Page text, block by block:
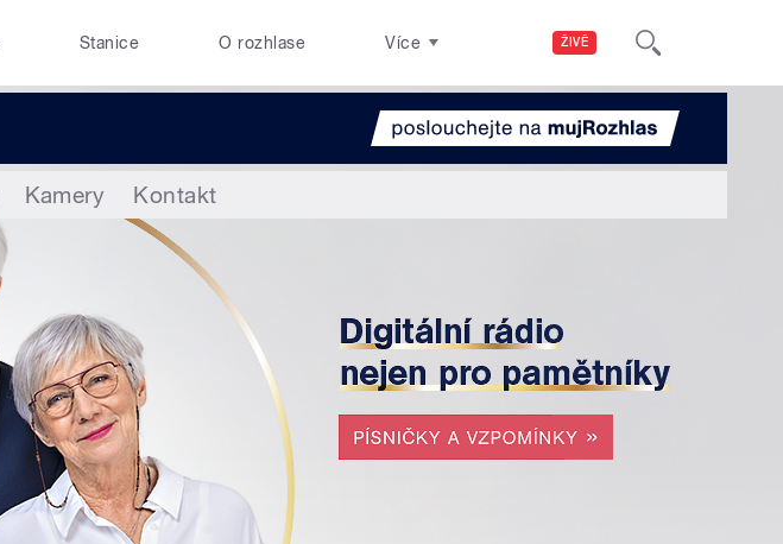
ŽIVĚ
Stanice O rozhlase Více
Kamery Kontakt